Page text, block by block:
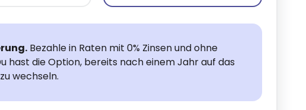
Bezahle in Raten mit 0% Zinsen und ohne
hast die Option, bereits nach einem Jahr auf das
wechseln.